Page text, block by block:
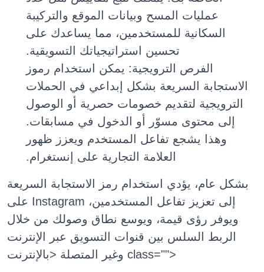
عمليات المسح وبيانات الموقع والتركيبة
السكانية للمستخدمين، مما يساعدك على
تحسين استراتيجياتك التسويقية.
الفرص الترويجية: يمكن استخدام رموز
الاستجابة السريعة بشكل إبداعي في الحملات
الترويجية لتقديم خصومات حصرية أو الوصول
إلى محتوى مسوّر أو الدخول في مسابقات.
وهذا يشجع تفاعل المستخدم ويعزز ظهور
العلامة التجارية على إنستغرام.
بشكل عام، يؤدي استخدام رمز الاستجابة السريعة
على Instagram إلى تعزيز تفاعل المستخدمين،
ويوفر رؤى قيمة، ويوسع نطاق وصولك من خلال
الربط السلس بين قنوات التسويق عبر الإنترنت
وغير المتصلة <بالإنترنت class="">